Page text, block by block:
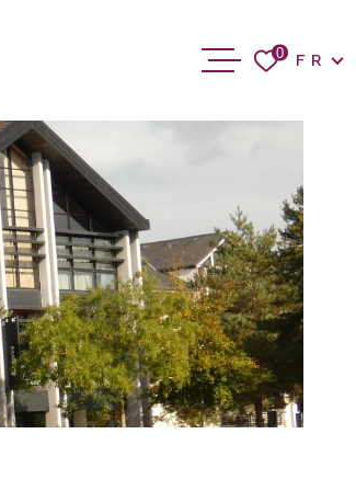
ACCUEIL
ACHETER
VENDRE
BIENS
BLOG
CONTACT
0 Langue
FR